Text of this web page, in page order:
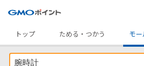
トップ
ためる・つかう モー